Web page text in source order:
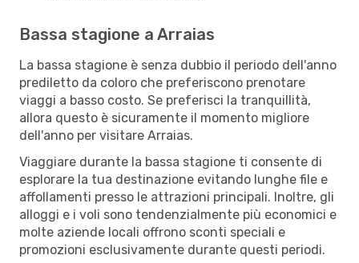
Bassa stagione a Arraias
La bassa stagione è senza dubbio il periodo dell'anno
prediletto da coloro che preferiscono prenotare
viaggi a basso costo. Se preferisci la tranquillità,
allora questo è sicuramente il momento migliore
dell'anno per visitare Arraias.
Viaggiare durante la bassa stagione ti consente di
esplorare la tua destinazione evitando lunghe file e
affollamenti presso le attrazioni principali. Inoltre, gli
alloggi e i voli sono tendenzialmente più economici e
molte aziende locali offrono sconti speciali e
promozioni esclusivamente durante questi periodi.